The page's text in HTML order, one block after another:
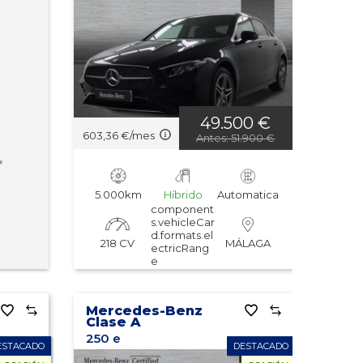
603,36 €/mes
49.500 €
Antes: 51.900 €
5.000km Híbrido Automatica
218 CV
component
s.vehicleCar
d.formats.el
ectricRang
e
MÁLAGA
Mercedes-Benz
Clase A
250 e
DESTACADO